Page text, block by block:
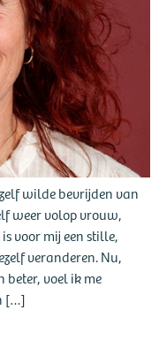
wilde bevrijden van
weer volop vrouw,
voor mij een stille,
veranderen. Nu,
beter, voel ik me
[…]